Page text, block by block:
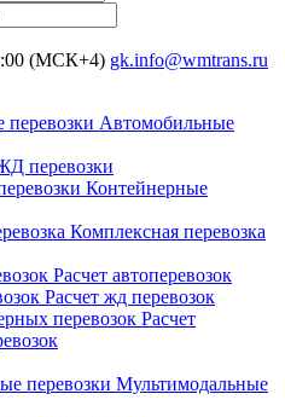
(МСК+4) gk.info@wmtrans.ru
Автомобильные
перевозки
Контейнерные
Комплексная перевозка
Расчет автоперевозок
Расчет жд перевозок
Расчет
Мультимодальные